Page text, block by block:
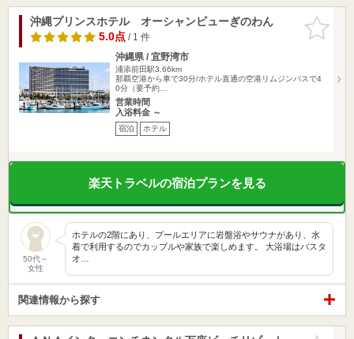
お気に入
りに追加
沖縄プリンスホテル オーシャンビューぎのわん
5.0点/ 1 件
沖縄県 / 宜野湾市
浦添前田駅3.66km
那覇空港から車で30分/ホテル直通の空港リムジンバスで4
0分（要予約…
営業時間
入浴料金 ～
宿泊 ホテル
楽天トラベルの宿泊プランを見る
50代～
女性
ホテルの2階にあり、プールエリアに岩盤浴やサウナがあり、水
着で利用するのでカップルや家族で楽しめます。 大浴場はバスタ
オ…
関連情報から探す